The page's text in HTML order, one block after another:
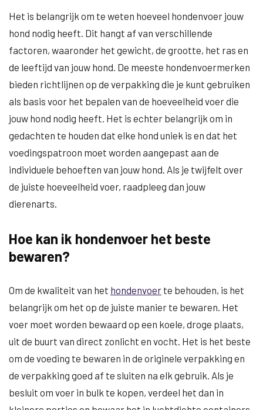
Het is belangrijk om te weten hoeveel hondenvoer jouw
hond nodig heeft. Dit hangt af van verschillende
factoren, waaronder het gewicht, de grootte, het ras en
de leeftijd van jouw hond. De meeste hondenvoermerken
bieden richtlijnen op de verpakking die je kunt gebruiken
als basis voor het bepalen van de hoeveelheid voer die
jouw hond nodig heeft. Het is echter belangrijk om in
gedachten te houden dat elke hond uniek is en dat het
voedingspatroon moet worden aangepast aan de
individuele behoeften van jouw hond. Als je twijfelt over
de juiste hoeveelheid voer, raadpleeg dan jouw
dierenarts.
Hoe kan ik hondenvoer het beste
bewaren?
Om de kwaliteit van het hondenvoer te behouden, is het
belangrijk om het op de juiste manier te bewaren. Het
voer moet worden bewaard op een koele, droge plaats,
uit de buurt van direct zonlicht en vocht. Het is het beste
om de voeding te bewaren in de originele verpakking en
de verpakking goed af te sluiten na elk gebruik. Als je
besluit om voer in bulk te kopen, verdeel het dan in